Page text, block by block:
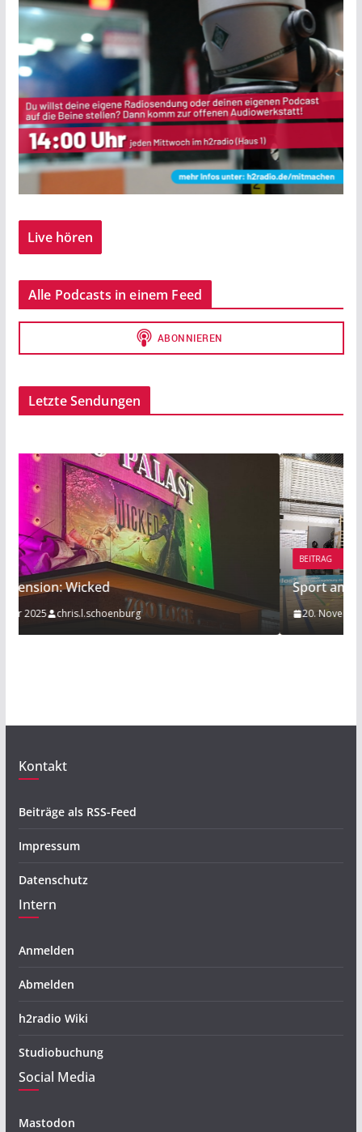
Live hören
Alle Podcasts in einem Feed
Letzte Sendungen
BEITRAG TIPP
Sport am Rande: Radball
20. November 2019 Mathies Koelzer
Kontakt
Beiträge als RSS-Feed
Impressum
Datenschutz
Intern
Anmelden
Abmelden
h2radio Wiki
Studiobuchung
Social Media
Mastodon